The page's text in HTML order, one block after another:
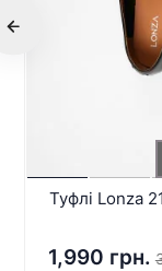
Туфлі Lonza
1,990 грн.